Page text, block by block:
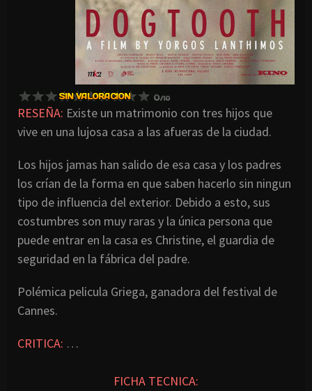
RESEÑA: Existe un matrimonio con tres hijos que
vive en una lujosa casa a las afueras de la ciudad.
Los hijos jamas han salido de esa casa y los padres
los crían de la forma en que saben hacerlo sin ningun
tipo de influencia del exterior. Debido a esto, sus
costumbres son muy raras y la única persona que
puede entrar en la casa es Christine, el guardia de
seguridad en la fábrica del padre.
Polémica pelicula Griega, ganadora del festival de
Cannes.
CRITICA: …
FICHA TECNICA: